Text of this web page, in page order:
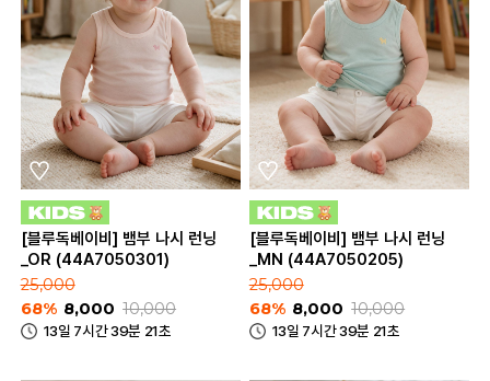
[블루독베이비] 뱀부 나시 런닝
_OR (44A7050301)
25,000
68% 8,000 10,000
13일 7시간 39분 21초
[블루독베이비] 뱀부 나시 런닝
_MN (44A7050205)
25,000
68% 8,000 10,000
13일 7시간 39분 21초